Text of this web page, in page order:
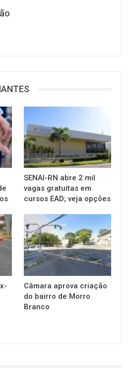
SENAI-RN abre 2 mil
vagas gratuitas em
cursos EAD; veja opções
Câmara aprova criação
do bairro de Morro
Branco